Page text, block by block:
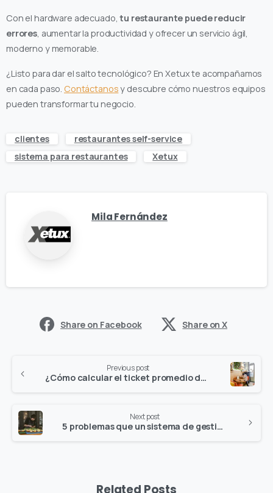
Con el hardware adecuado,tu restaurante puede reducir
errores, aumentar la productividad y ofrecer un servicio ágil,
moderno y memorable.
¿Listo para dar el salto tecnológico? En Xetux te acompañamos
en cada paso. Contáctanosy descubre cómo nuestros equipos
pueden transformar tu negocio.
clientes
restaurantes self-service
sistema para restaurantes
Xetux
Mila Fernández
Share on Facebook Share on X
Previous post
¿Cómo calcular el ticket promedio de un restaurante?
Next post
5 problemas que un sistema de gestión para restaurantes puede resolver
Related Posts